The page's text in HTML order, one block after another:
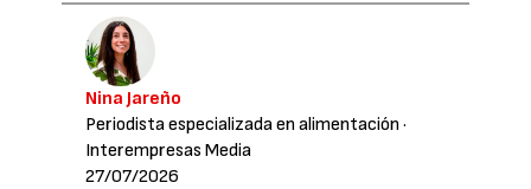
Nina Jareño
Periodista especializada en alimentación ·
Interempresas Media
27/07/2026